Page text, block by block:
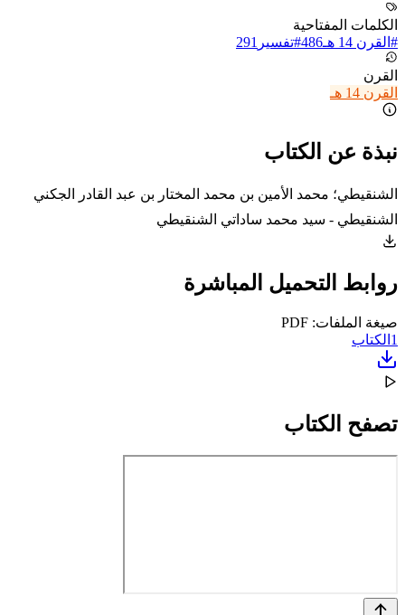
الكلمات المفتاحية
# القرن 14 هـ 486
#تفسير 291
القرن
القرن 14 هـ
نبذة عن الكتاب
الشنقيطي؛ محمد الأمين بن محمد المختار بن عبد القادر الجكني
الشنقيطي - سيد محمد ساداتي الشنقيطي
روابط التحميل المباشرة
صيغة الملفات: PDF
1 الكتاب
تصفح الكتاب